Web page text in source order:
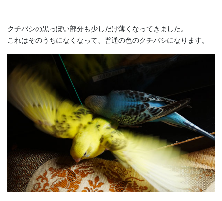
クチバシの黒っぽい部分も少しだけ薄くなってきました。
これはそのうちになくなって、普通の色のクチバシになります。